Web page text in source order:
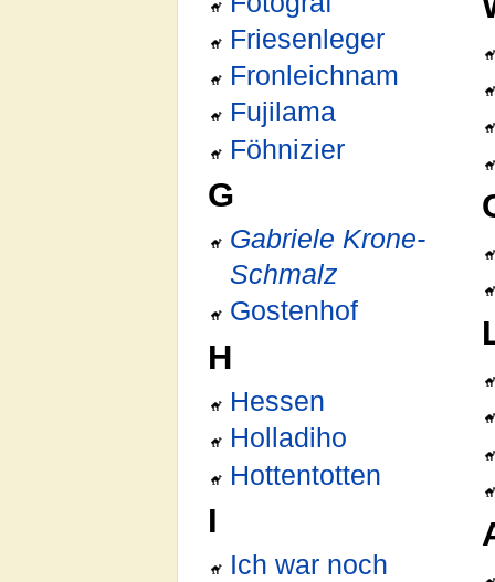
Friesenleger
Fronleichnam
Fujilama
Föhnizier
G
Gabriele Krone-
Schmalz
Gostenhof
H
Hessen
Holladiho
Hottentotten
I
Ich war noch